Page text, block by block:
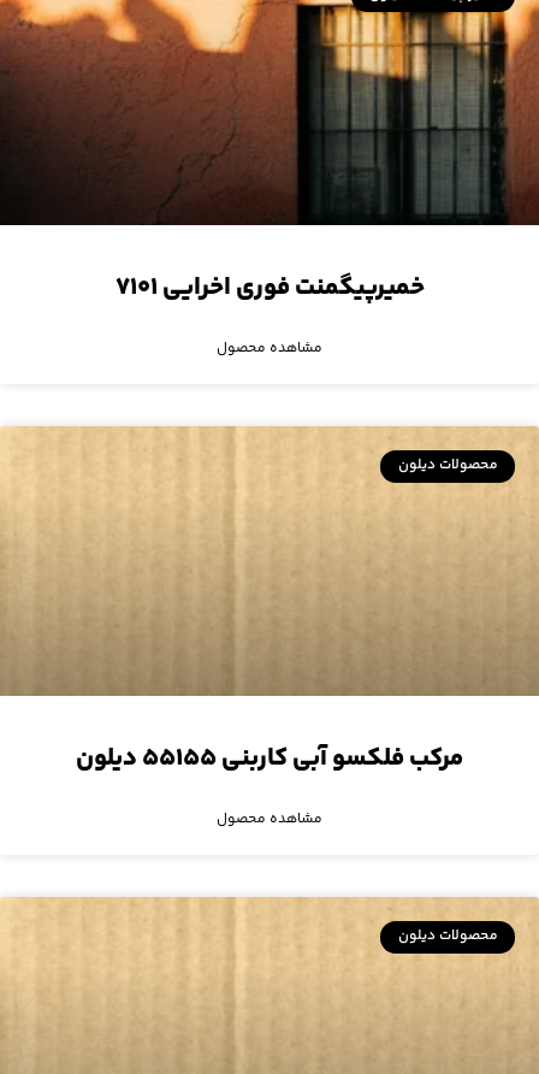
خمیرپیگمنت فوری اخرایی ۷۱۰۱
مشاهده محصول
محصولات دیلون
مرکب فلکسو آبی کاربنی ۵۵۱۵۵ دیلون
مشاهده محصول
محصولات دیلون